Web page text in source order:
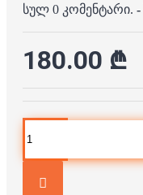
სულ 0 კომენტარი. -
180.00 ₾